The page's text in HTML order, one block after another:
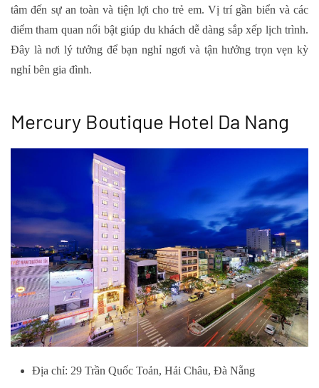
tâm đến sự an toàn và tiện lợi cho trẻ em. Vị trí gần biển và các
điểm tham quan nổi bật giúp du khách dễ dàng sắp xếp lịch trình.
Đây là nơi lý tưởng để bạn nghỉ ngơi và tận hưởng trọn vẹn kỳ
nghỉ bên gia đình.
Mercury Boutique Hotel Da Nang
Địa chỉ: 29 Trần Quốc Toản, Hải Châu, Đà Nẵng